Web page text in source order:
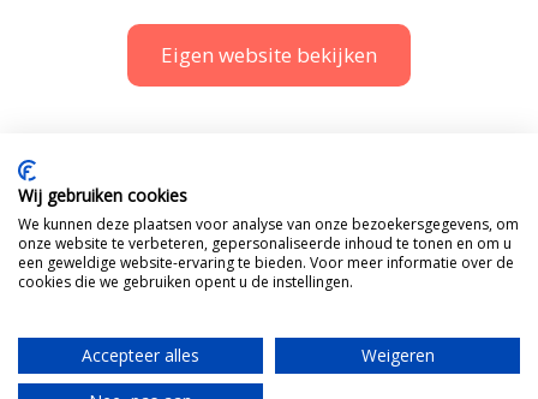
Eigen website bekijken
Wij gebruiken cookies
We kunnen deze plaatsen voor analyse van onze bezoekersgegevens, om
onze website te verbeteren, gepersonaliseerde inhoud te tonen en om u
een geweldige website-ervaring te bieden. Voor meer informatie over de
cookies die we gebruiken opent u de instellingen.
Accepteer alles
Weigeren